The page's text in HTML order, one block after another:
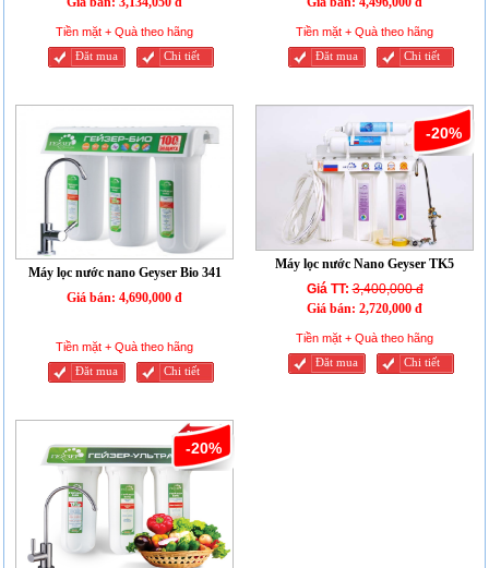
Tiền mặt + Quà theo hãng
Đăt mua Chi tiết
Tiền mặt + Quà theo hãng
Đăt mua Chi tiết
Máy lọc nước nano Geyser Bio 341
Giá bán: 4,690,000 đ
Tiền mặt + Quà theo hãng
Đăt mua Chi tiết
-20%
Máy lọc nước Nano Geyser TK5
Giá TT: 3,400,000 đ
Giá bán: 2,720,000 đ
Tiền mặt + Quà theo hãng
Đăt mua Chi tiết
-20%